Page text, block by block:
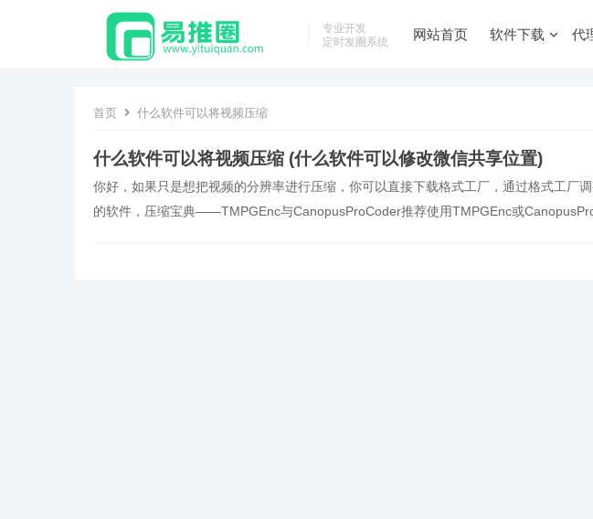
专业开发
定时发圈系统
网站首页 软件下载 代
首页 什么软件可以将视频压缩
什么软件可以将视频压缩 (什么软件可以修改微信共享位置)
你好，如果只是想把视频的分辨率进行压缩，你可以直接下载格式工厂，通过格式工厂
的软件，压缩宝典——TMPGEnc与CanopusProCoder推荐使用TMPGEnc或